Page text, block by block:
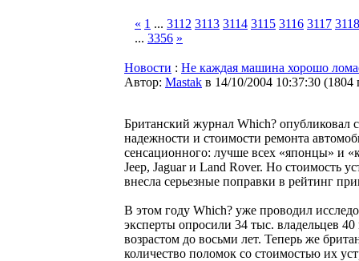
« 1 ... 3112 3113 3114 3115 3116 3117 3118
... 3356 »
Новости : Не каждая машина хорошо
Автор: Мastak в 14/10/2004 10:37:30 (1804
Британский журнал Which? опубликовал
надежности и стоимости ремонта
сенсационного: лучше всех «японцы» и
Jeep, Jaguar и Land Rover. Но стоимость
внесла серьезные поправки в рейтинг
В этом году Which? уже проводил
эксперты опросили 34 тыс. владельцев
возрастом до восьми лет. Теперь же
количество поломок со стоимостью их